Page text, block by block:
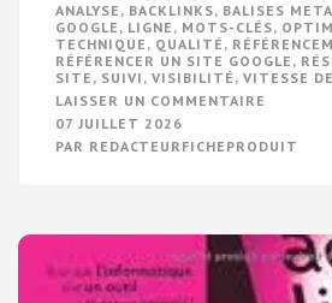
ANALYSE , BACKLINKS, BALISES META
GOOGLE , LIGNE , MOTS-CLÉS,
TECHNIQUE , QUALITÉ ,
RÉFÉRENCER UN SITE GOOGLE ,
SITE , SUIVI , VISIBILITÉ , VITESSE
LAISSER UN COMMENTAIRE
GOOGLE:
LES
CLÉS
07 JUILLET 2026
PAR REDACTEURFICHEPRODUIT